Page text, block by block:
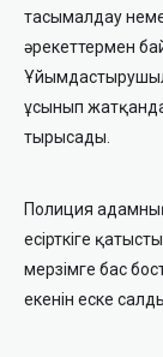
тасымалдау
әрекеттермен
ұсынып
тырысады.
Полиция
есірткіге
мерзімге бас
екенін еске